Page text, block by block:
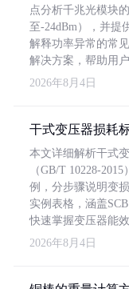
点分析千兆光模块
至-24dBm），并提
解释功率异常的常
解决方案，帮助用
2026年8月4日
干式变压器损耗
本文详细解析干式
（GB/T 10228-
例，分步骤说明变
实例表格，涵盖
快速掌握变压器能效
2026年8月4日